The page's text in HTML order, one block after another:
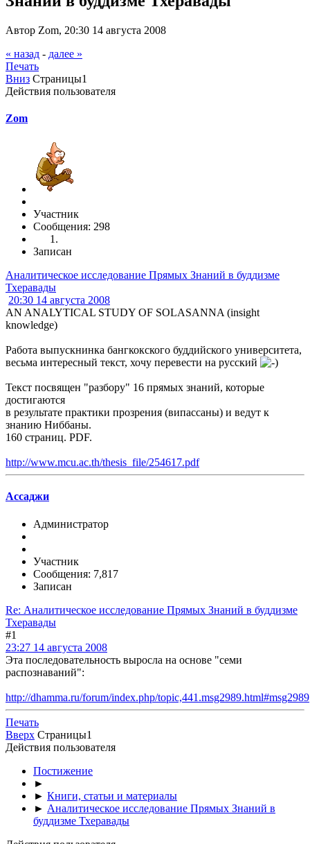
Автор Zom, 20:30 14 августа 2008
« назад - далее »
Печать
Вниз Страницы1
Действия пользователя
Zom
Участник
Сообщения: 298
Записан
Аналитическое исследование Прямых Знаний в буддизме
Тхеравады
20:30 14 августа 2008
AN ANALYTICAL STUDY OF SOLASANNA (insight
knowledge)
Работа выпускнинка бангкокского буддийского университета,
весьма интересный текст, хочу перевести на русский
Текст посвящен "разбору" 16 прямых знаний, которые
достигаются
в результате практики прозрения (випассаны) и ведут к
знанию Ниббаны.
160 страниц. PDF.
http://www.mcu.ac.th/thesis_file/254617.pdf
Ассаджи
Администратор
Участник
Сообщения: 7,817
Записан
Re: Аналитическое исследование Прямых Знаний в буддизме
Тхеравады
#1
23:27 14 августа 2008
Эта последовательность выросла на основе "семи
распознаваний":
http://dhamma.ru/forum/index.php/topic,441.msg2989.html#msg2989
Печать
Вверх Страницы1
Действия пользователя
Постижение
►
► Книги, статьи и материалы
► Аналитическое исследование Прямых Знаний в
буддизме Тхеравады